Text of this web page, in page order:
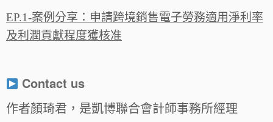
EP.1-案例分享：申請跨境銷售電子勞務適用淨利率
及利潤貢獻程度獲核准
Contact us
作者顏琦君，是凱博聯合會計師事務所經理